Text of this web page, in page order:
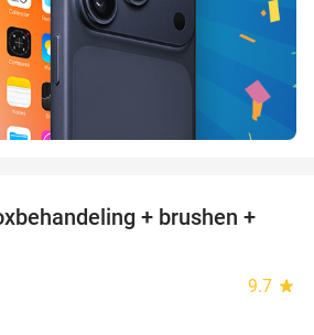
50%
+ brushen +
9.7 star